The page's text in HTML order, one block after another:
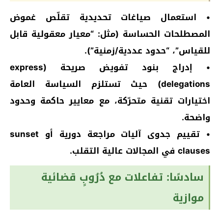
• استعمال صياغات تحديدية تقلّص غموض
المصطلحات الحساسة (مثل: “معيار معقولية قابل
للقياس”، “حدود عددية/زمنية”).
• إدراج بنود تفويض صريحة (express
delegations) حيث تستلزم السياسة العامة
اختيارات تقنية متحرّكة، مع معايير حاكمة وحدود
واضحة.
• تقييم جدوى آليات مراجعة دورية أو sunset
clauses في المجالات عالية التقلب.
سادسًا: تفاعلات مع دُرُوبٍ قضائية
موازية